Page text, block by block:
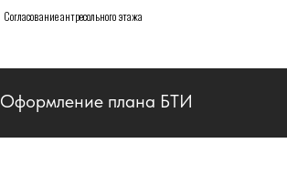
Согласование антресольного этажа
Оформление плана БТИ